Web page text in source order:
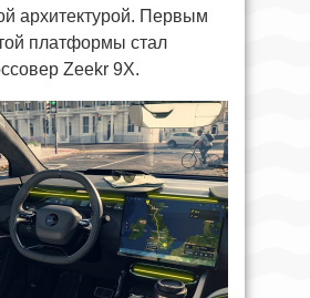
архитектурой. Первым
платформы стал
Zeekr 9X.